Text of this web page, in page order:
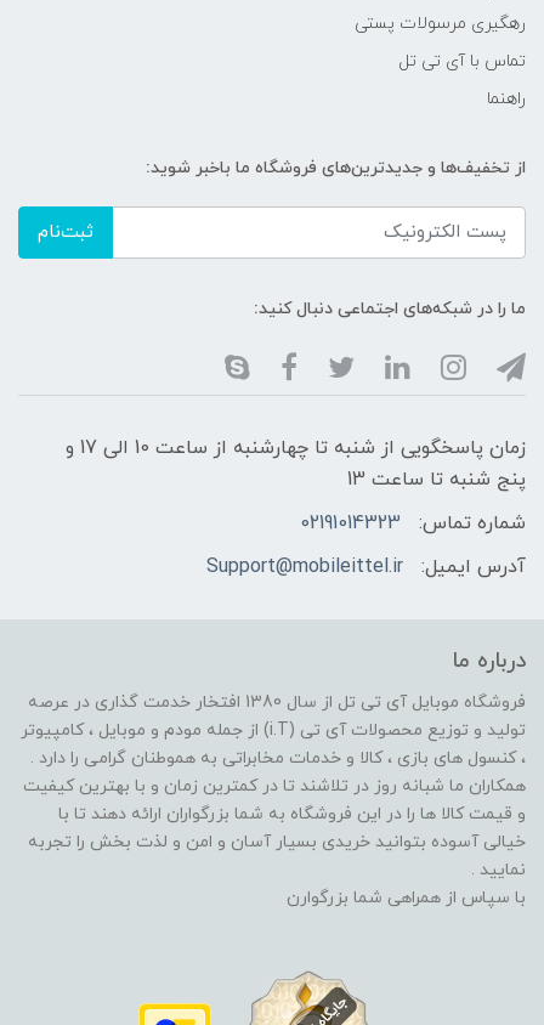
رهگیری مرسولات پستی
تماس با آی تی تل
راهنما
از تخفیف‌ها و جدیدترین‌های فروشگاه ما باخبر شوید:
ثبت‌نام
ما را در شبکه‌های اجتماعی دنبال کنید:
زمان پاسخگویی از شنبه تا چهارشنبه از ساعت 10 الی 17 و
پنج شنبه تا ساعت 13
شماره تماس:
02191014323
آدرس ایمیل:
Support@mobileittel.ir
درباره ما
فروشگاه موبایل آی تی تل از سال 1380 افتخار خدمت گذاری در عرصه
تولید و توزیع محصولات آی تی (i.T) از جمله مودم و موبایل ، کامپیوتر
، کنسول های بازی ، کالا و خدمات مخابراتی به هموطنان گرامی را دارد .
همکاران ما شبانه روز در تلاشند تا در کمترین زمان و با بهترین کیفیت
و قیمت کالا ها را در این فروشگاه به شما بزرگواران ارائه دهند تا با
خیالی آسوده بتوانید خریدی بسیار آسان و امن و لذت بخش را تجربه
نمایید .
با سپاس از همراهی شما بزرگوارن